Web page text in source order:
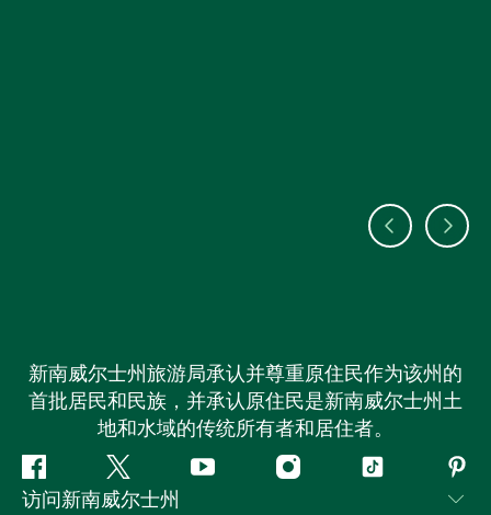
新南威尔士州旅游局承认并尊重原住民作为该州的
首批居民和民族，并承认原住民是新南威尔士州土
地和水域的传统所有者和居住者。
Facebook叽
叽
YouTube Instagram抖
访问新南威尔士州